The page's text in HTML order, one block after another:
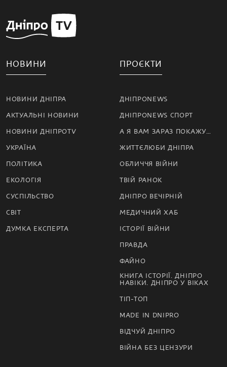
НОВИНИ
НОВИНИ ДНІПРА
АКТУАЛЬНІ НОВИНИ
НОВИНИ ДНІПРОTV
УКРАЇНА
ПОЛІТИКА
ЕКОЛОГІЯ
СУСПІЛЬСТВО
СВІТ
ДУМКА ЕКСПЕРТА
ПРОЄКТИ
ДНІПРОNEWS
ДНІПРОNEWS СПОРТ
А Я ВАМ ЗАРАЗ ПОКАЖУ…
ЖИТТЄЛЮБИ ДНІПРА
ОБЛИЧЧЯ ВІЙНИ
ТВІЙ РАНОК
ДНІПРО ВЕЧІРНІЙ
МЕДИЧНИЙ ХАБ
ІСТОРІЇ ВІЙНИ
ПРАВДА
ФАЙНО
КНИГА ІСТОРІЇ. ДНІПРО
НАВІКИ. ДНІПРО У ВІКАХ
ТІП-ТОП
MADE IN DNIPRO
ВІДЧУЙ ДНІПРО
ВІЙНА БЕЗ ЦЕНЗУРИ